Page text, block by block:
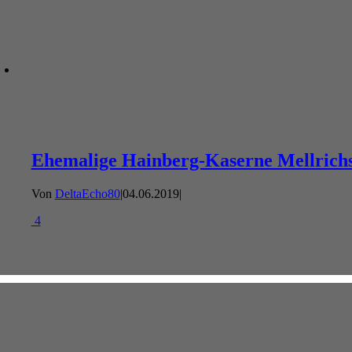
Ehemalige Hainberg-Kaserne
Von DeltaEcho80|04.06.2019|
4